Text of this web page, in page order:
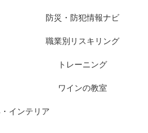
防災・防犯情報ナビ
職業別リスキリング
トレーニング
ワインの教室
インテリア